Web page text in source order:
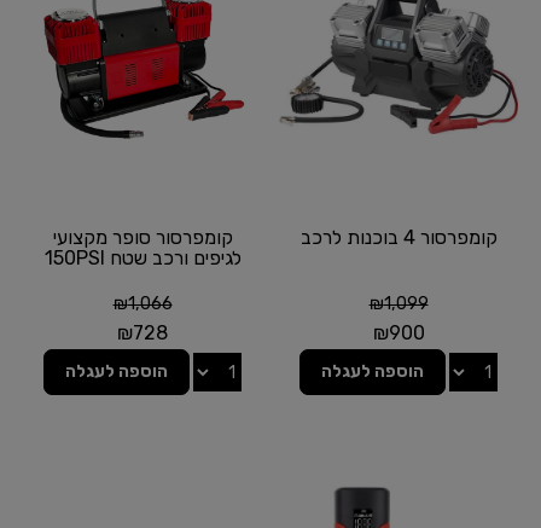
קומפרסור 4 בוכנות לרכב
₪1,099
₪900
הוספה לעגלה
קומפרסור סופר מקצועי
לגיפים ורכב שטח 150PSI
₪1,066
₪728
הוספה לעגלה